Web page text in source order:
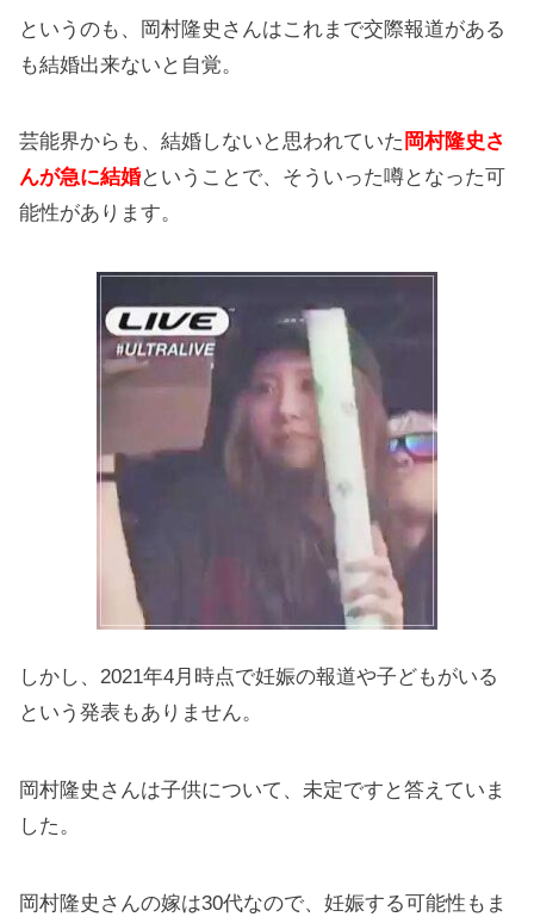
というのも、岡村隆史さんはこれまで交際報道がある
も結婚出来ないと自覚。
芸能界からも、結婚しないと思われていた 岡村隆史さ
んが急に結婚ということで、そういった噂となった可
能性があります。
しかし、2021年4月時点で妊娠の報道や子どもがいる
という発表もありません。
岡村隆史さんは子供について、未定です と答えていま
した。
岡村隆史さんの嫁は30代なので、妊娠する可能性もま